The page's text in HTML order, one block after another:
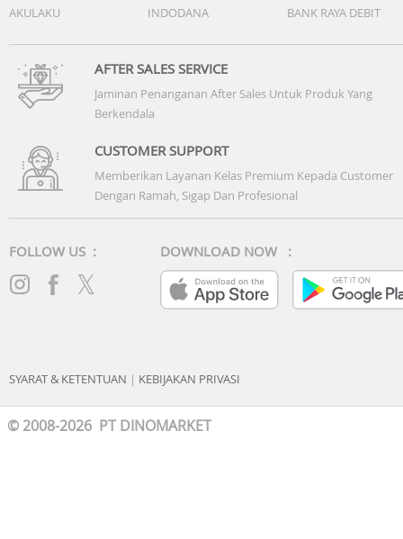
AKULAKU
INDODANA BANK RAYA DEBIT
AFTER SALES SERVICE
Jaminan Penanganan After Sales Untuk Produk Yang
Berkendala
CUSTOMER SUPPORT
Memberikan Layanan Kelas Premium Kepada Customer
Dengan Ramah, Sigap Dan Profesional
FOLLOW US : DOWNLOAD NOW :
SYARAT & KETENTUAN | KEBIJAKAN PRIVASI
© 2008-2026 PT DINOMARKET